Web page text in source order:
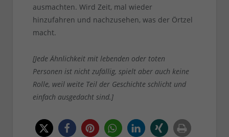
ausmachten. Wird Zeit, mal wieder
hinzufahren und nachzusehen, was der Örtzel
macht.
[Jede Ähnlichkeit mit lebenden oder toten
Personen ist nicht zufällig, spielt aber auch keine
Rolle, weil weite Teil der Geschichte schlicht und
einfach ausgedacht sind.]